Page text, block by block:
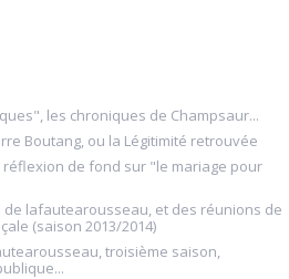
les chroniques de Champsaur...
Boutang, ou la Légitimité retrouvée
de fond sur "le mariage pour
de lafautearousseau, et des réunions de
(saison 2013/2014)
troisième saison,